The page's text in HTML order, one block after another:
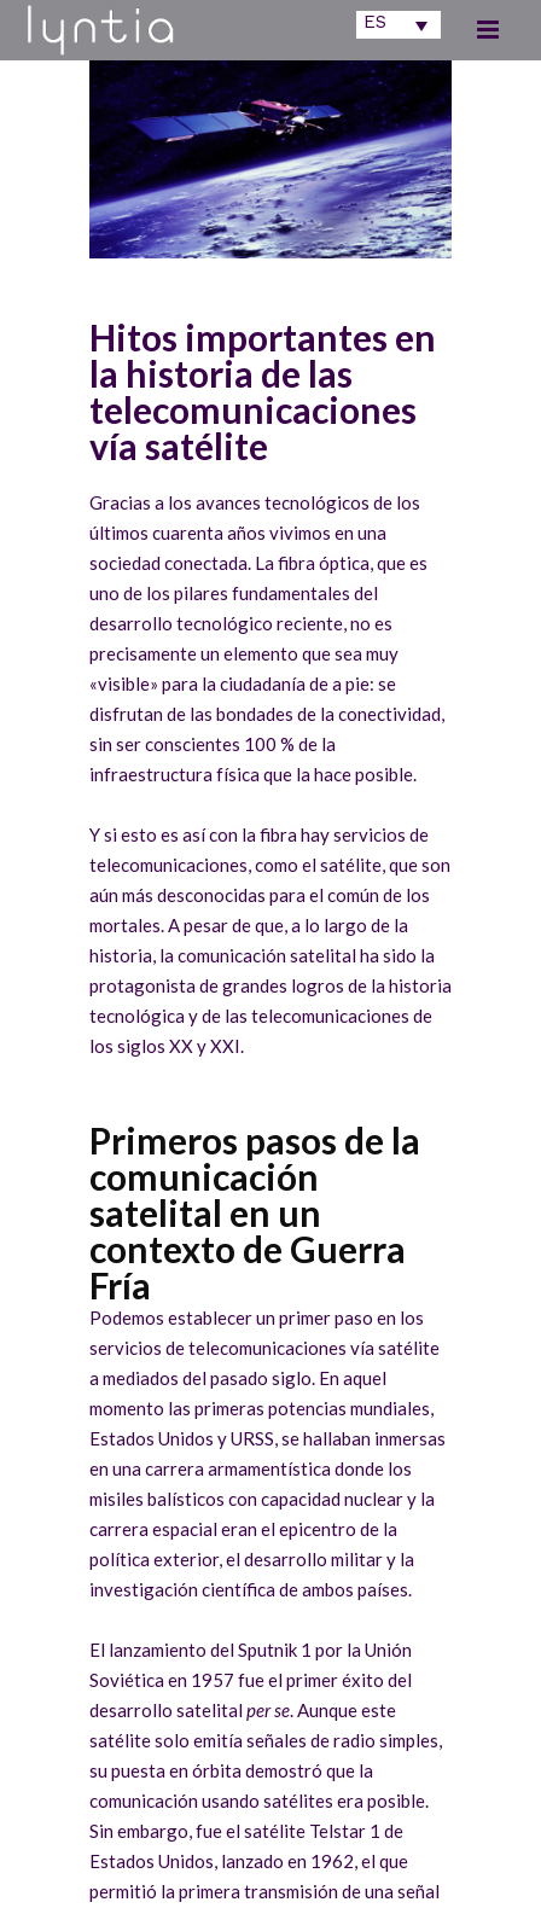
ES
Hitos importantes en
la historia de las
telecomunicaciones
vía satélite
Gracias a los avances tecnológicos de los
últimos cuarenta años vivimos en una
sociedad conectada. La fibra óptica, que es
uno de los pilares fundamentales del
desarrollo tecnológico reciente, no es
precisamente un elemento que sea muy
«visible» para la ciudadanía de a pie: se
disfrutan de las bondades de la conectividad,
sin ser conscientes 100 % de la
infraestructura física que la hace posible.
Y si esto es así con la fibra hay servicios de
telecomunicaciones, como el satélite, que son
aún más desconocidas para el común de los
mortales. A pesar de que, a lo largo de la
historia, la comunicación satelital ha sido la
protagonista de grandes logros de la historia
tecnológica y de las telecomunicaciones de
los siglos XX y XXI.
Primeros pasos de la
comunicación
satelital en un
contexto de Guerra
Fría
Podemos establecer un primer paso en los
servicios de telecomunicaciones vía satélite
a mediados del pasado siglo. En aquel
momento las primeras potencias mundiales,
Estados Unidos y URSS, se hallaban inmersas
en una carrera armamentística donde los
misiles balísticos con capacidad nuclear y la
carrera espacial eran el epicentro de la
política exterior, el desarrollo militar y la
investigación científica de ambos países.
El lanzamiento del Sputnik 1 por la Unión
Soviética en 1957 fue el primer éxito del
desarrollo satelitalper se. Aunque este
satélite solo emitía señales de radio simples,
su puesta en órbita demostró que la
comunicación usando satélites era posible.
Sin embargo, fue el satélite Telstar 1 de
Estados Unidos, lanzado en 1962, el que
permitió la primera transmisión de una señal